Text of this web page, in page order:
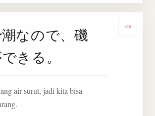
潮なので、磯
きる。
air surut, jadi kita bisa